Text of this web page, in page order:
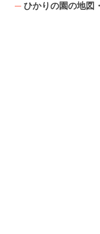
ひかりの園の地図